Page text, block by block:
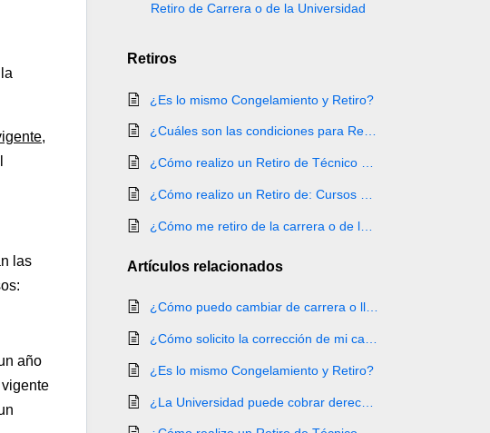
,
las
año
Retiro de Carrera o de la Universidad
Retiros
¿Es lo mismo Congelamiento y Retiro?
¿Cuáles son las condiciones para Retiro cuatrimestral?
Artículos relacionados
¿Cómo puedo cambiar de carrera o llevar dos carreras al mismo tiempo?
¿Es lo mismo Congelamiento y Retiro?